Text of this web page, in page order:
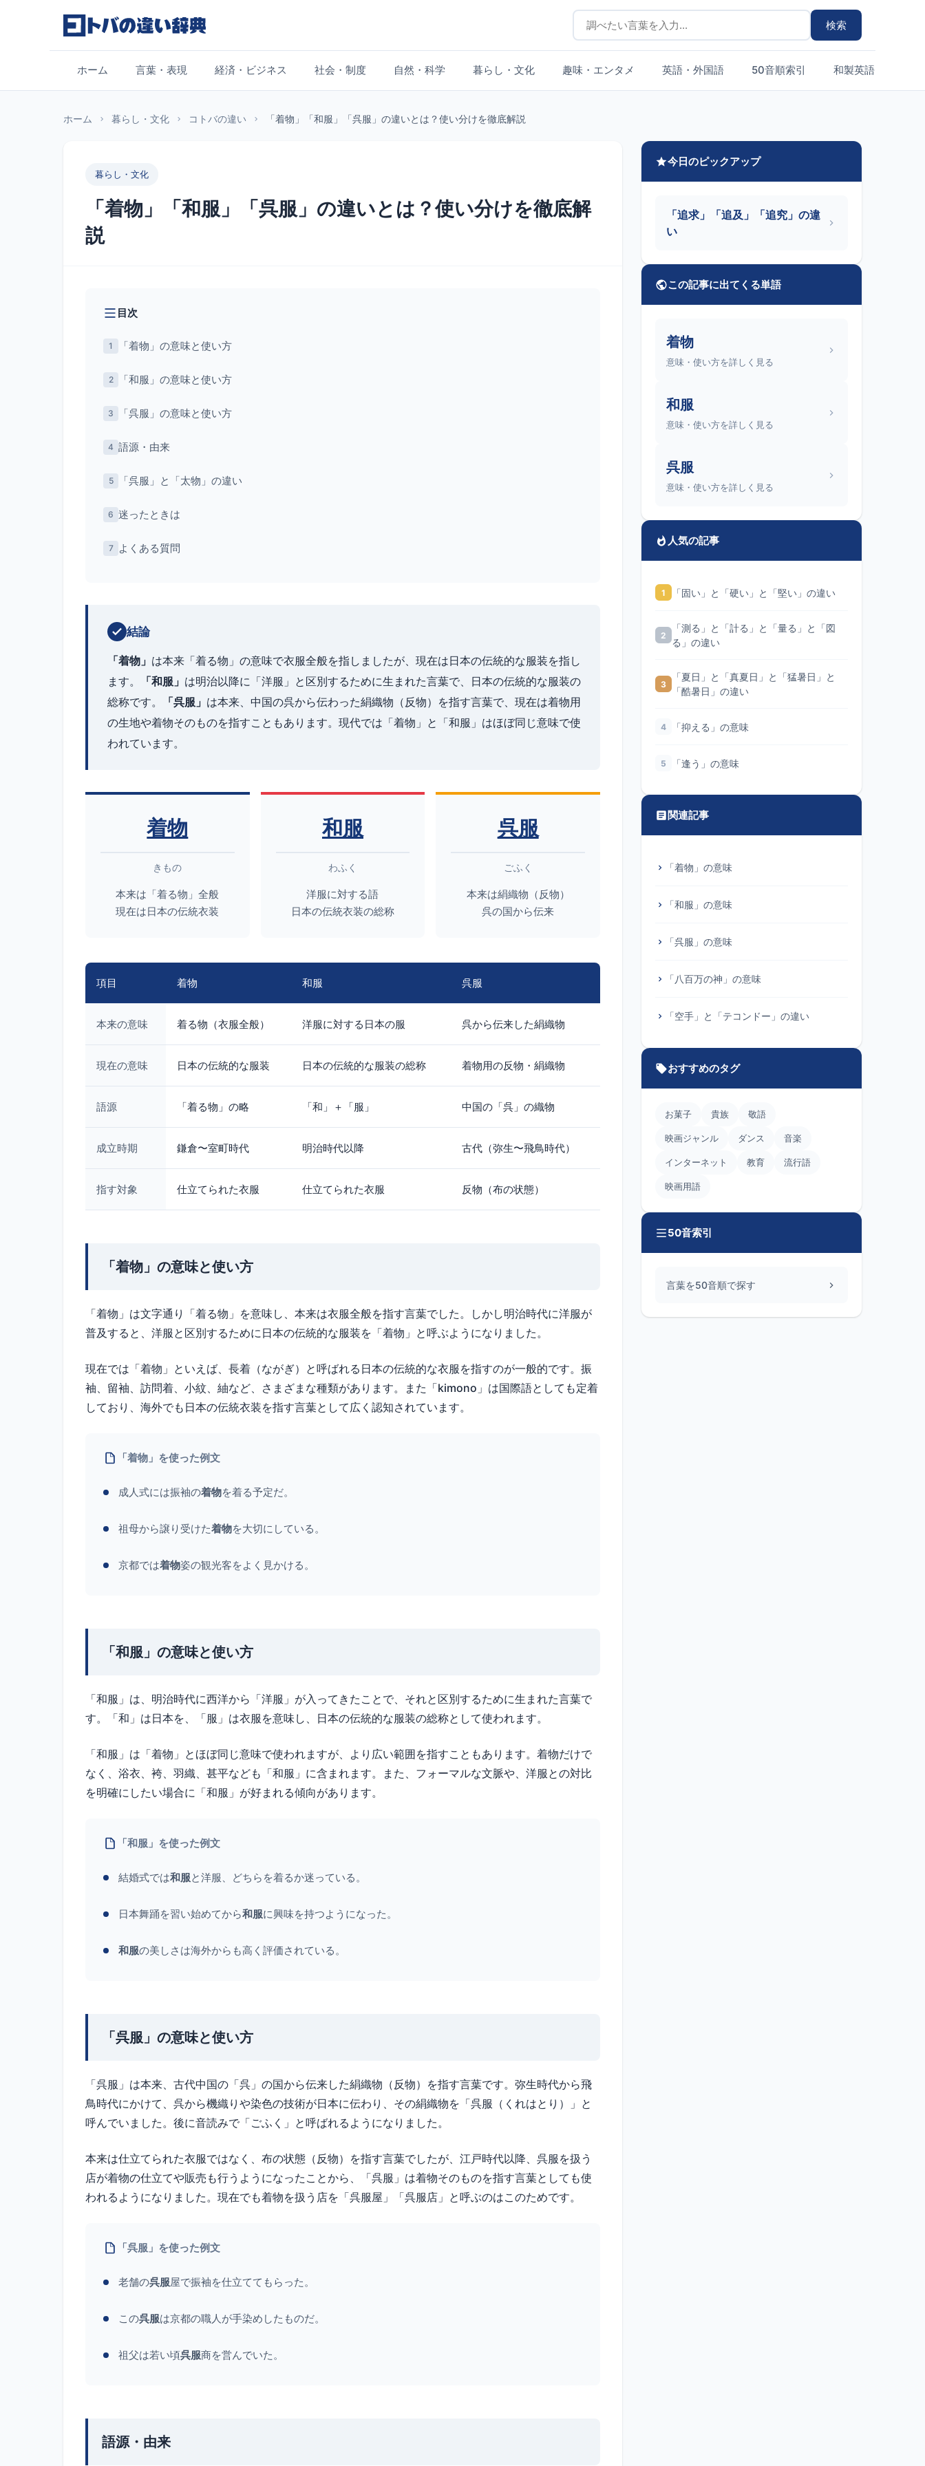
検索
ホーム 言葉・表現 経済・ビジネス 社会・制度 自然・科学 暮らし・文化 趣味・エンタメ 英語・外国語 50音順索引 和製英語まとめ
ホーム 暮らし・文化 コトバの違い 「着物」「和服」「呉服」の違いとは？使い分けを徹底解説
暮らし・文化
「着物」「和服」「呉服」の違いとは？使い分けを徹底解
説
目次
「着物」の意味と使い方
「和服」の意味と使い方
「呉服」の意味と使い方
語源・由来
「呉服」と「太物」の違い
迷ったときは
よくある質問
結論
「着物」 は本来「着る物」の意味で衣服全般を指しましたが、現在は日本の伝統的な服装を指し
ます。
「和服」 は明治以降に「洋服」と区別するために生まれた言葉で、日本の伝統的な服装の
総称です。
「呉服」 は本来、中国の呉から伝わった絹織物（反物）を指す言葉で、現在は着物用
の生地や着物そのものを指すこともあります。現代では「着物」と「和服」はほぼ同じ意味で使
われています。
着物
きもの
本来は「着る物」全般
現在は日本の伝統衣装
和服
わふく
洋服に対する語
日本の伝統衣装の総称
呉服
ごふく
本来は絹織物（反物）
呉の国から伝来
項目 着物 和服 呉服
本来の意味 着る物（衣服全般） 洋服に対する日本の服 呉から伝来した絹織物
現在の意味 日本の伝統的な服装 日本の伝統的な服装の総称 着物用の反物・絹織物
語源 「着る物」の略 「和」＋「服」 中国の「呉」の織物
成立時期 鎌倉〜室町時代 明治時代以降 古代（弥生〜飛鳥時代）
指す対象 仕立てられた衣服 仕立てられた衣服 反物（布の状態）
「着物」の意味と使い方
「着物」は文字通り「着る物」を意味し、本来は衣服全般を指す言葉でした。しかし明治時代に洋服が
普及すると、洋服と区別するために日本の伝統的な服装を「着物」と呼ぶようになりました。
現在では「着物」といえば、長着（ながぎ）と呼ばれる日本の伝統的な衣服を指すのが一般的です。振
袖、留袖、訪問着、小紋、紬など、さまざまな種類があります。また「kimono」は国際語としても定着
しており、海外でも日本の伝統衣装を指す言葉として広く認知されています。
「着物」を使った例文
成人式には振袖の着物を着る予定だ。
祖母から譲り受けた着物を大切にしている。
京都では着物姿の観光客をよく見かける。
「和服」の意味と使い方
「和服」は、明治時代に西洋から「洋服」が入ってきたことで、それと区別するために生まれた言葉で
す。「和」は日本を、「服」は衣服を意味し、日本の伝統的な服装の総称として使われます。
「和服」は「着物」とほぼ同じ意味で使われますが、より広い範囲を指すこともあります。着物だけで
なく、浴衣、袴、羽織、甚平なども「和服」に含まれます。また、フォーマルな文脈や、洋服との対比
を明確にしたい場合に「和服」が好まれる傾向があります。
「和服」を使った例文
結婚式では和服と洋服、どちらを着るか迷っている。
日本舞踊を習い始めてから和服に興味を持つようになった。
和服の美しさは海外からも高く評価されている。
「呉服」の意味と使い方
「呉服」は本来、古代中国の「呉」の国から伝来した絹織物（反物）を指す言葉です。弥生時代から飛
鳥時代にかけて、呉から機織りや染色の技術が日本に伝わり、その絹織物を「呉服（くれはとり）」と
呼んでいました。後に音読みで「ごふく」と呼ばれるようになりました。
本来は仕立てられた衣服ではなく、布の状態（反物）を指す言葉でしたが、江戸時代以降、呉服を扱う
店が着物の仕立てや販売も行うようになったことから、「呉服」は着物そのものを指す言葉としても使
われるようになりました。現在でも着物を扱う店を「呉服屋」「呉服店」と呼ぶのはこのためです。
「呉服」を使った例文
老舗の呉服屋で振袖を仕立ててもらった。
この呉服は京都の職人が手染めしたものだ。
祖父は若い頃呉服商を営んでいた。
語源・由来
今日のピックアップ
「追求」「追及」「追究」の違
い
この記事に出てくる単語
着物
意味・使い方を詳しく見る
和服
意味・使い方を詳しく見る
呉服
意味・使い方を詳しく見る
人気の記事
1 「固い」と「硬い」と「堅い」の違い
2
「測る」と「計る」と「量る」と「図
る」の違い
3
「夏日」と「真夏日」と「猛暑日」と
「酷暑日」の違い
4 「抑える」の意味
5 「逢う」の意味
関連記事
「着物」の意味
「和服」の意味
「呉服」の意味
「八百万の神」の意味
「空手」と「テコンドー」の違い
おすすめのタグ
お菓子 貴族 敬語
映画ジャンル ダンス 音楽
インターネット 教育 流行語
映画用語
50音索引
言葉を50音順で探す